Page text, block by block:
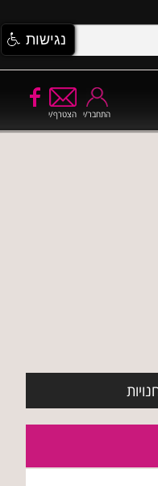
הצטרף/י התחבר/י
נגישות